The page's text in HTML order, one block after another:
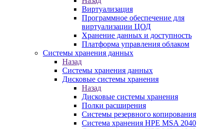
Виртуализация
Программное обеспечение для
виртуализации ЦОД
Хранение данных и доступность
Платформа управления облаком
Системы хранения данных
Назад
Системы хранения данных
Дисковые системы хранения
Назад
Дисковые системы хранения
Полки расширения
Системы резервного копирования
Система хранения HPE MSA 2040